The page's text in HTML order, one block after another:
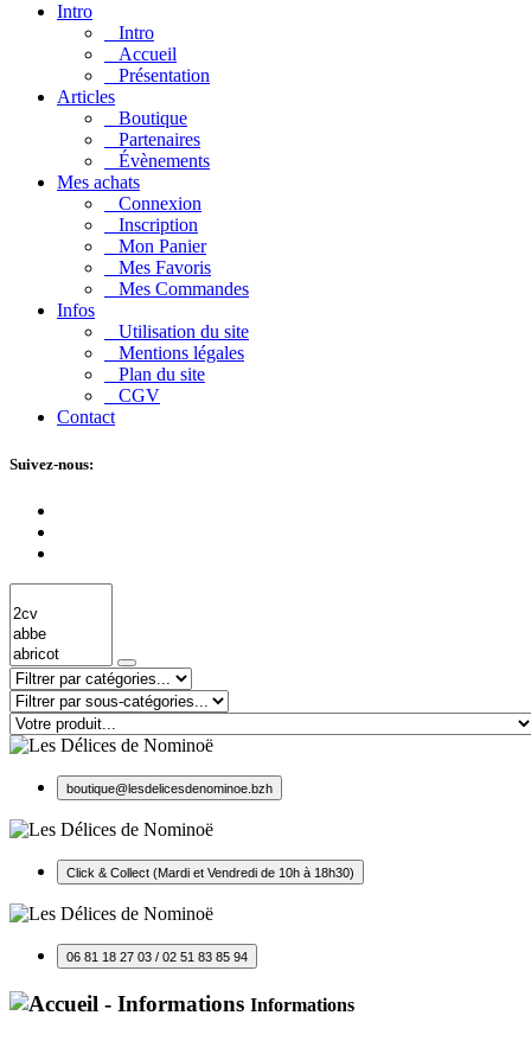
Intro
Intro
Accueil
Présentation
Articles
Boutique
Partenaires
Évènements
Mes achats
Connexion
Inscription
Mon Panier
Mes Favoris
Mes Commandes
Infos
Utilisation du site
Mentions légales
Plan du site
CGV
Contact
Suivez-nous:
boutique@lesdelicesdenominoe.bzh
Click & Collect (Mardi et Vendredi de 10h à 18h30)
06 81 18 27 03 / 02 51 83 85 94
Informations